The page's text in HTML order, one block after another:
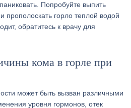
Попробуйте выпить
прополоскать горло теплой водой
обратитесь к врачу для
кома в горле при
может быть вызван различными
уровня гормонов, отек